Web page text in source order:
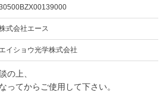
式会社エース
エイショウ光学株式会社
の上、
ってからご使用して下さい。